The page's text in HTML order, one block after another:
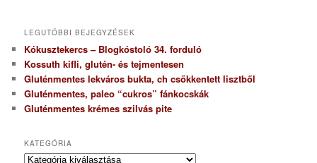
LEGUTÓBBI BEJEGYZÉSEK
Kókusztekercs – Blogkóstoló 34. forduló
Kossuth kifli, glutén- és tejmentesen
Gluténmentes lekváros bukta, ch csökkentett lisztből
Gluténmentes, paleo “cukros” fánkocskák
Gluténmentes krémes szilvás pite
KATEGÓRIA
K